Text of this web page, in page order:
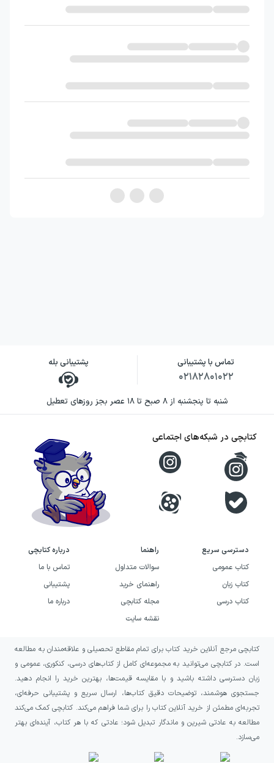
تماس با پشتیبانی
۰۲۱۸۲۸۰۱۰۲۲
پشتیبانی بله
شنبه تا پنجشنبه از ۸ صبح تا ۱۸ عصر بجز روزهای تعطیل
دسترسی سریع
کتاب عمومی
کتاب زبان
کتاب درسی
راهنما
سوالات متداول
راهنمای خرید
مجله کتابچی
نقشه سایت
درباره کتابچی
تماس با ما
پشتیبانی
درباره ما
کتابچی در شبکه‌های اجتماعی
کتابچی مرجع آنلاین خرید کتاب برای تمام مقاطع تحصیلی و علاقه‌مندان به مطالعه
است. در کتابچی می‌توانید به مجموعه‌ای کامل از کتاب‌های درسی، کنکوری، عمومی و
زبان دسترسی داشته باشید و با مقایسه قیمت‌ها، بهترین خرید را انجام دهید.
جستجوی هوشمند، توضیحات دقیق کتاب‌ها، ارسال سریع و پشتیبانی حرفه‌ای،
تجربه‌ای مطمئن از خرید آنلاین کتاب را برای شما فراهم می‌کند. کتابچی کمک می‌کند
مطالعه به عادتی شیرین و ماندگار تبدیل شود؛ عادتی که با هر کتاب، آینده‌ای بهتر
می‌سازد.